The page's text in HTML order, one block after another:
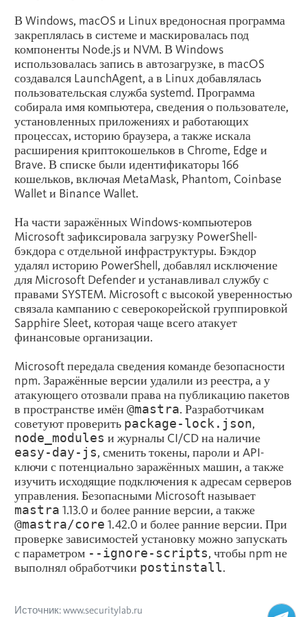
В Windows, macOS и Linux вредоносная программа
закреплялась в системе и маскировалась под
компоненты Node.js и NVM. В Windows
использовалась запись в автозагрузке, в macOS
создавался LaunchAgent, а в Linux добавлялась
пользовательская служба systemd. Программа
собирала имя компьютера, сведения о пользователе,
установленных приложениях и работающих
процессах, историю браузера, а также искала
расширения криптокошельков в Chrome, Edge и
Brave. В списке были идентификаторы 166
кошельков, включая MetaMask, Phantom, Coinbase
Wallet и Binance Wallet.
На части заражённых Windows-компьютеров
Microsoft зафиксировала загрузку PowerShell-
бэкдора с отдельной инфраструктуры. Бэкдор
удалял историю PowerShell, добавлял исключение
для Microsoft Defender и устанавливал службу с
правами SYSTEM. Microsoft с высокой уверенностью
связала кампанию с северокорейской группировкой
Sapphire Sleet, которая чаще всего атакует
финансовые организации.
Microsoft передала сведения команде безопасности
npm. Заражённые версии удалили из реестра, а у
атакующего отозвали права на публикацию пакетов
в пространстве имён @mastra. Разработчикам
советуют проверить package-lock.json,
node_modules и журналы CI/CD на наличие
easy-day-js, сменить токены, пароли и API-
ключи с потенциально заражённых машин, а также
изучить исходящие подключения к адресам серверов
управления. Безопасными Microsoft называет
mastra 1.13.0 и более ранние версии, а также
@mastra/core 1.42.0 и более ранние версии. При
проверке зависимостей установку можно запускать
с параметром --ignore-scripts, чтобы npm не
выполнял обработчики postinstall.
Источник: www.securitylab.ru